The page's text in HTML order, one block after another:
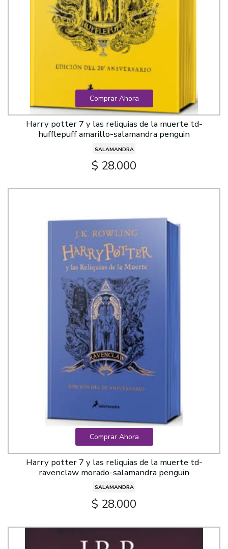
Comprar Ahora
Harry potter 7 y las reliquias de la muerte td-
hufflepuff amarillo-salamandra penguin
SALAMANDRA
$ 28.000
Comprar Ahora
Harry potter 7 y las reliquias de la muerte td-
ravenclaw morado-salamandra penguin
SALAMANDRA
$ 28.000